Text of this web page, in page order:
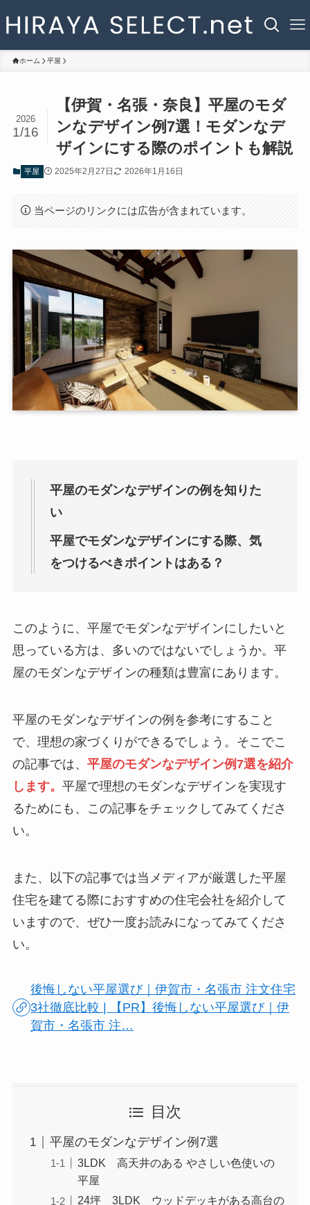
ホーム 平屋
【伊賀・名張・奈良】平屋のモダ
ンなデザイン例7選！モダンなデ
ザインにする際のポイントも解説
2026
1/16
平屋 2025年2月27日 2026年1月16日
当ページのリンクには広告が含まれています。
平屋のモダンなデザインの例を知りた
い
平屋でモダンなデザインにする際、気
をつけるべきポイントはある？
このように、平屋でモダンなデザインにしたいと
思っている方は、多いのではないでしょうか。平
屋のモダンなデザインの種類は豊富にあります。
平屋のモダンなデザインの例を参考にすること
で、理想の家づくりができるでしょう。そこでこ
の記事では、 平屋のモダンなデザイン例7選を紹介
します。 平屋で理想のモダンなデザインを実現す
るためにも、この記事をチェックしてみてくださ
い。
また、以下の記事では当メディアが厳選した平屋
住宅を建てる際におすすめの住宅会社を紹介して
いますので、ぜひ一度お読みになってみてくださ
い。
後悔しない平屋選び｜伊賀市・名張市 注文住宅
3社徹底比較 | 【PR】後悔しない平屋選び｜伊
賀市・名張市 注…
目次
平屋のモダンなデザイン例7選
3LDK 高天井のある やさしい色使いの
平屋
24坪 3LDK ウッドデッキがある高台の